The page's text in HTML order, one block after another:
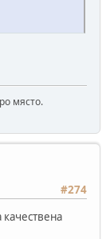
място.
#274